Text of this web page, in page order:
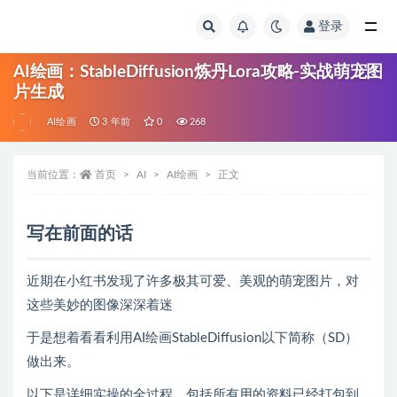
登录
AI绘画：StableDiffusion炼丹Lora攻略-实战萌宠图
片生成
AI绘画 3 年前 0 268
当前位置： 首页 AI AI绘画 正文
写在前面的话
近期在小红书发现了许多极其可爱、美观的萌宠图片，对
这些美妙的图像深深着迷
于是想着看看利用AI绘画StableDiffusion以下简称（SD）
做出来。